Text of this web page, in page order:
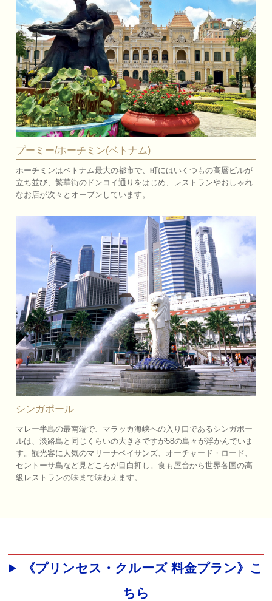
プーミー/ホーチミン(ベトナム)
ホーチミンはベトナム最大の都市で、町にはいくつもの高層ビルが
立ち並び、繁華街のドンコイ通りをはじめ、レストランやおしゃれ
なお店が次々とオープンしています。
シンガポール
マレー半島の最南端で、マラッカ海峡への入り口であるシンガポー
ルは、淡路島と同じくらいの大きさですが58の島々が浮かんでいま
す。観光客に人気のマリーナベイサンズ、オーチャード・ロード、
セントーサ島など見どころが目白押し。食も屋台から世界各国の高
級レストランの味まで味わえます。
《プリンセス・クルーズ 料金プラン》こ
ちら